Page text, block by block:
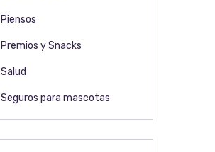
Piensos
Premios y Snacks
Salud
Seguros para mascotas